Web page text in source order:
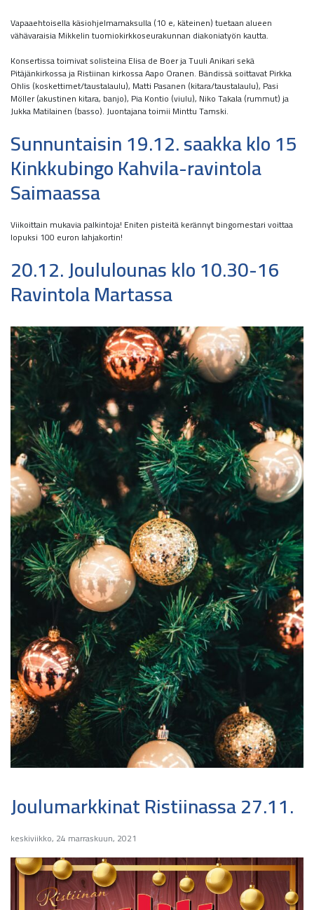
Vapaaehtoisella käsiohjelmamaksulla (10 e, käteinen) tuetaan alueen
vähävaraisia Mikkelin tuomiokirkkoseurakunnan diakoniatyön kautta.
Konsertissa toimivat solisteina Elisa de Boer ja Tuuli Anikari sekä
Pitäjänkirkossa ja Ristiinan kirkossa Aapo Oranen. Bändissä soittavat Pirkka
Ohlis (koskettimet/taustalaulu), Matti Pasanen (kitara/taustalaulu), Pasi
Möller (akustinen kitara, banjo), Pia Kontio (viulu), Niko Takala (rummut) ja
Jukka Matilainen (basso). Juontajana toimii Minttu Tamski.
Sunnuntaisin 19.12. saakka klo 15
Kinkkubingo Kahvila-ravintola
Saimaassa
Viikoittain mukavia palkintoja! Eniten pisteitä kerännyt bingomestari voittaa
lopuksi 100 euron lahjakortin!
20.12. Joululounas klo 10.30-16
Ravintola Martassa
Joulumarkkinat Ristiinassa 27.11.
keskiviikko, 24 marraskuun, 2021